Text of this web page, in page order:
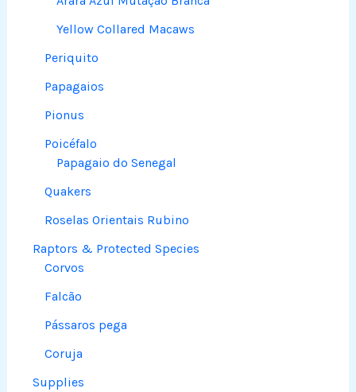
Yellow Collared Macaws
Periquito
Papagaios
Pionus
Poicéfalo
Papagaio do Senegal
Quakers
Roselas Orientais Rubino
Raptors & Protected Species
Corvos
Falcão
Pássaros pega
Coruja
Supplies